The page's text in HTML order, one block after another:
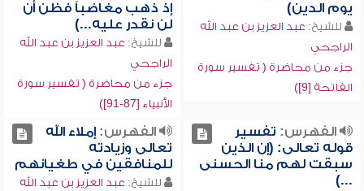
يوم الدين)
للشيخ: عبد العزيز بن عبد الله
الراجحي
جزء من محاضرة ( تفسير سورة
الفاتحة [9])
إذ ذهب مغاضباً فظن أن
لن نقدر عليه...)
للشيخ: عبد العزيز بن عبد الله
الراجحي
جزء من محاضرة ( تفسير سورة
الأنبياء [87-91])
الفهرس: تفسير
قوله تعالى: (إن الذين
سبقت لهم منا الحسنى
...)
الفهرس:إملاء الله
تعالى وزيادته
للمنافقين في طغيانهم
للشيخ: عبد العزيز بن عبد الله